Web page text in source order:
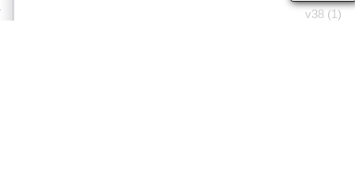
v38 (1)